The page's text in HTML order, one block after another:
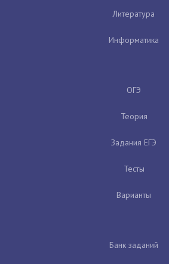
Литература
Информатика
ОГЭ
Теория
Задания ЕГЭ
Тесты
Варианты
Банк заданий